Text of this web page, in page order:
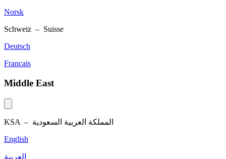
Norsk
Schweiz – Suisse
Deutsch
Français
Middle East
KSA – المملكة العربية السعودية
English
العربية